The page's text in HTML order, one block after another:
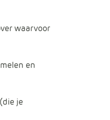
waarvoor
en
(die je